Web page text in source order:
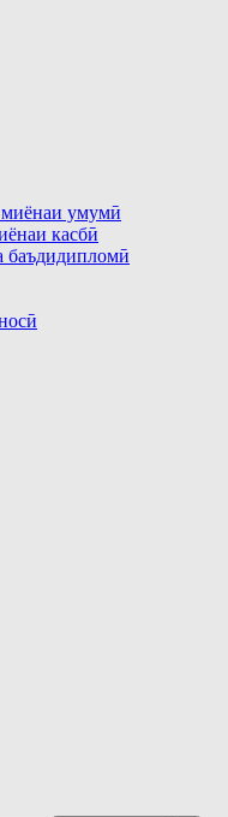
миёнаи умумӣ
касбӣ
баъдидипломӣ